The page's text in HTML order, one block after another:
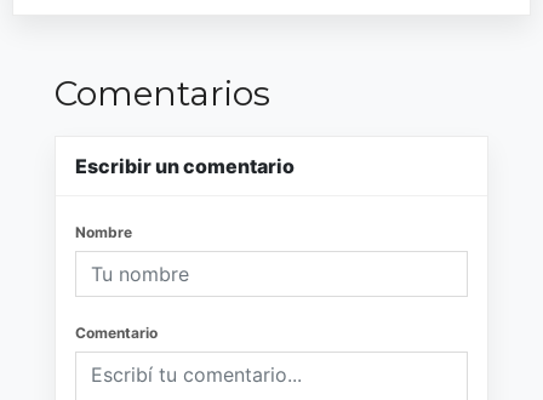
Comentarios
Escribir un comentario
Nombre
Comentario